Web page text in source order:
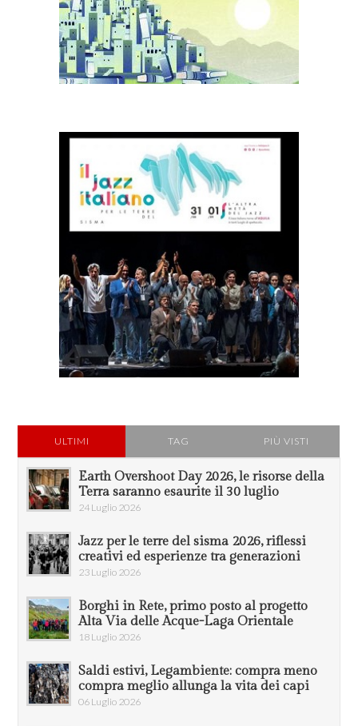
ULTIMI TAG PIÙ VISTI
Earth Overshoot Day 2026, le risorse della
Terra saranno esaurite il 30 luglio
24 Luglio 2026
Jazz per le terre del sisma 2026, riflessi
creativi ed esperienze tra generazioni
23 Luglio 2026
Borghi in Rete, primo posto al progetto
Alta Via delle Acque-Laga Orientale
18 Luglio 2026
Saldi estivi, Legambiente: compra meno
compra meglio allunga la vita dei capi
06 Luglio 2026